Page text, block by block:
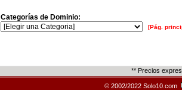
Categorías de Dominio:
[Pág.
** Precios
© 2002/2022 Solo10.com